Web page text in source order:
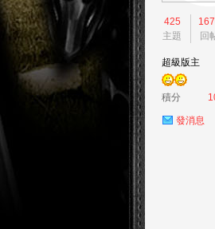
425
主題
回
超級版主
積分
發消息